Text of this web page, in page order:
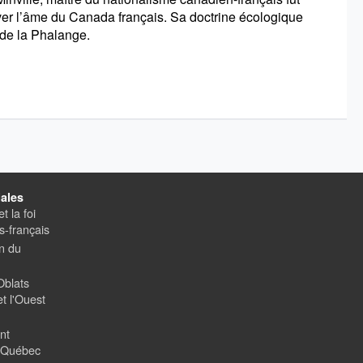
l’âme du Canada français. Sa doctrine écologique
la Phalange.
la foi
français
du
l'Ouest